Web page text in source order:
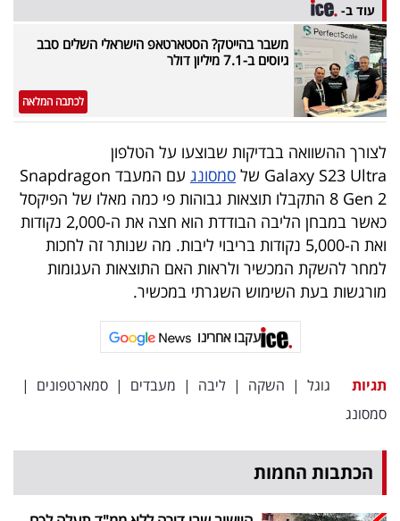
שיתופי
פעולה
דרושים
ניוזלטרים
מייל
פרסמו
באייס
עקבו
אחרינו:
עוד ב-
משבר בהייטק? הסטארטאפ הישראלי השלים סבב
גיוסים ב-7.1 מיליון דולר
לכתבה המלאה
לצורך ההשוואה בבדיקות שבוצעו על הטלפון
Galaxy S23 Ultra של
סמסונג
עם המעבד Snapdragon
8 Gen 2 התקבלו תוצאות גבוהות פי כמה מאלו של הפיקסל
כאשר במבחן הליבה הבודדת הוא חצה את ה-2,000 נקודות
ואת ה-5,000 נקודות בריבוי ליבות. מה שנותר זה לחכות
למחר להשקת המכשיר ולראות האם התוצאות העגומות
מורגשות בעת השימוש השגרתי במכשיר.
עקבו אחרינו
תגיות גוגל | השקה | ליבה | מעבדים | סמארטפונים |
סמסונג
הכתבות החמות